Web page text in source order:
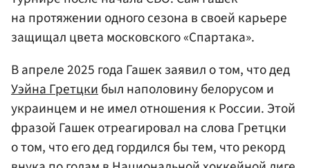
на протяжении одного сезона в своей карьере
защищал цвета московского «Спартака».
В апреле 2025 года Гашек заявил о том, что дед
Уэйна Гретцкибыл наполовину белорусом и
украинцем и не имел отношения к России. Этой
фразой Гашек отреагировал на слова Гретцки
о том, что его дед гордился бы тем, что рекорд